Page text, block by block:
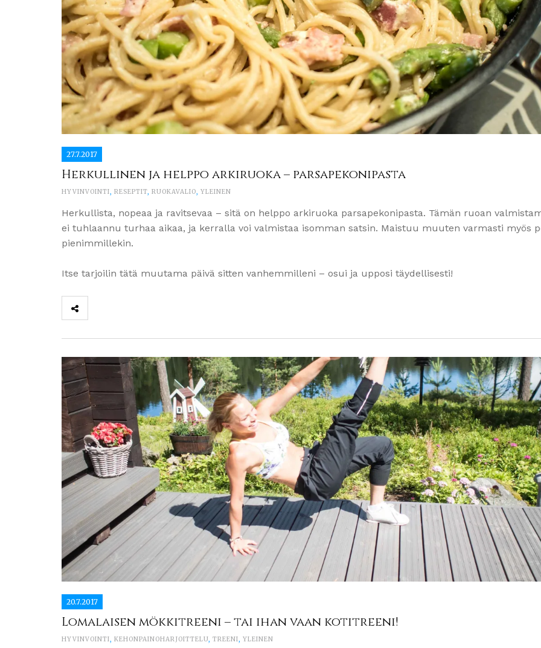
27.7.2017
Herkullinen ja helppo arkiruoka – parsapekonipasta
HYVINVOINTI, RESEPTIT, RUOKAVALIO, YLEINEN
Herkullista, nopeaa ja ravitsevaa – sitä on helppo arkiruoka parsapekonipasta. Tämän ruoan
ei tuhlaannu turhaa aikaa, ja kerralla voi valmistaa isomman satsin. Maistuu muuten varmasti myös
pienimmillekin.
Itse tarjoilin tätä muutama päivä sitten vanhemmilleni – osui ja upposi täydellisesti!
20.7.2017
Lomalaisen mökkitreeni – tai ihan vaan kotitreeni!
HYVINVOINTI, KEHONPAINOHARJOITTELU, TREENI, YLEINEN